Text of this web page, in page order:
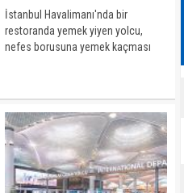
İstanbul Havalimanı'nda bir
restoranda yemek yiyen yolcu,
nefes borusuna yemek kaçması